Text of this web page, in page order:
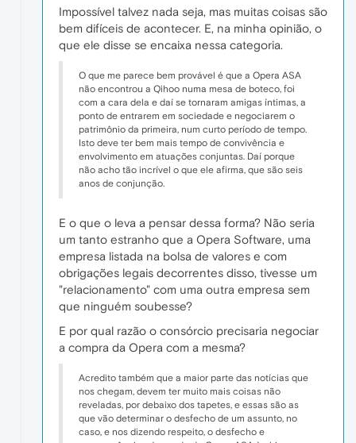
Impossível talvez nada seja, mas muitas coisas são
bem difíceis de acontecer. E, na minha opinião, o
que ele disse se encaixa nessa categoria.
O que me parece bem provável é que a Opera ASA
não encontrou a Qihoo numa mesa de boteco, foi
com a cara dela e daí se tornaram amigas íntimas, a
ponto de entrarem em sociedade e negociarem o
patrimônio da primeira, num curto período de tempo.
Isto deve ter bem mais tempo de convivência e
envolvimento em atuações conjuntas. Daí porque
não acho tão incrível o que ele afirma, que são seis
anos de conjunção.
E o que o leva a pensar dessa forma? Não seria
um tanto estranho que a Opera Software, uma
empresa listada na bolsa de valores e com
obrigações legais decorrentes disso, tivesse um
"relacionamento" com uma outra empresa sem
que ninguém soubesse?
E por qual razão o consórcio precisaria negociar
a compra da Opera com a mesma?
Acredito também que a maior parte das notícias que
nos chegam, devem ter muito mais coisas não
reveladas, por debaixo dos tapetes, e essas são as
que vão determinar o desfecho de um assunto, no
caso, e nos dizendo respeito, o desfecho e